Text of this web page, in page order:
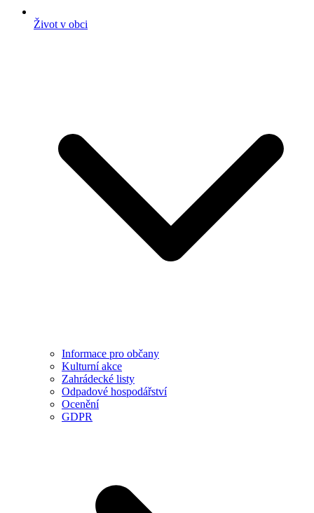
Život v obci
Informace pro občany
Kulturní akce
Zahrádecké listy
Odpadové hospodářství
Ocenění
GDPR